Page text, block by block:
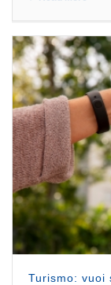
Turismo: vuoi